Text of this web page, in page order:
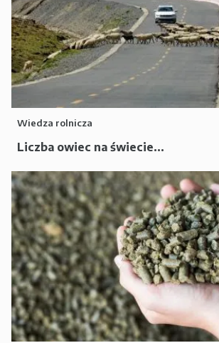
Wiedza rolnicza
Liczba owiec na świecie...